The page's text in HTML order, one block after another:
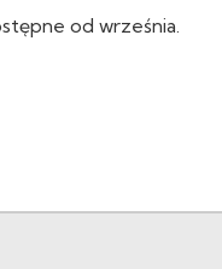
od września.